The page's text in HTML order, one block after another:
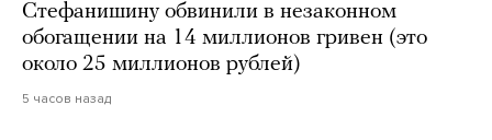
Стефанишину обвинили в незаконном
обогащении на 14 миллионов гривен (это
около 25 миллионов рублей)
5 часов назад